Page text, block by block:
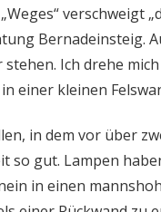
verschweigt
Bernadeinsteig.
Ich drehe
einer kleinen
in dem vor über
so gut. Lampen
in einen